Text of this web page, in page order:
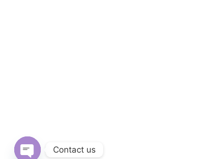
Contact us